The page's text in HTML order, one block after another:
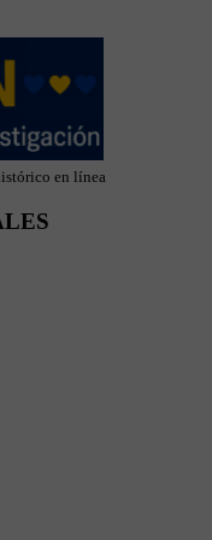
en línea